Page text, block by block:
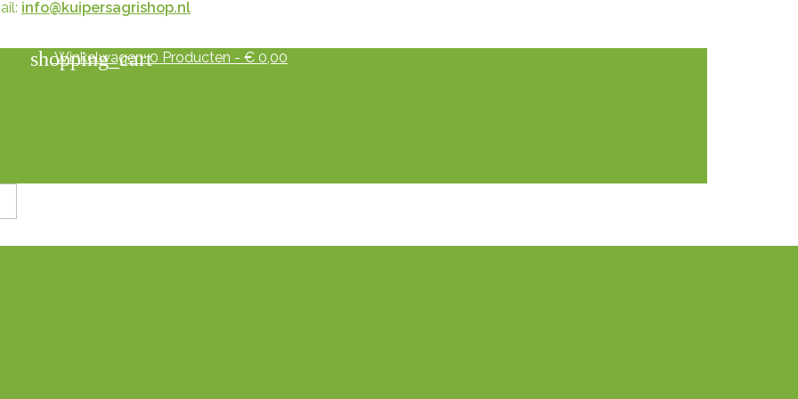
info@kuipersagrishop.nl
shopping_cart
Winkelwagen: 0 Producten - € 0,00